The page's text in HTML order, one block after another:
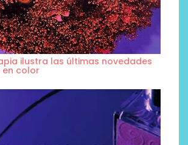
ilustra las últimas novedades
en color